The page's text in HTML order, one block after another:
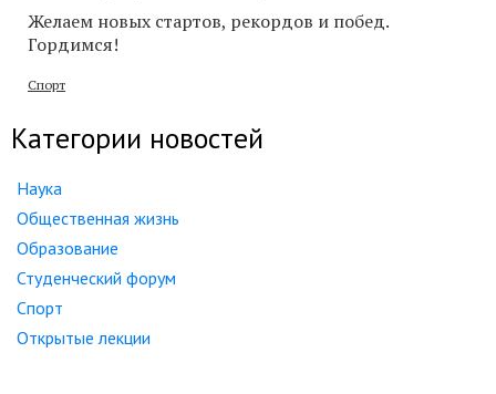
Желаем новых стартов, рекордов и побед.
Гордимся!
Спорт
Категории новостей
Наука
Общественная жизнь
Образование
Студенческий форум
Спорт
Открытые лекции